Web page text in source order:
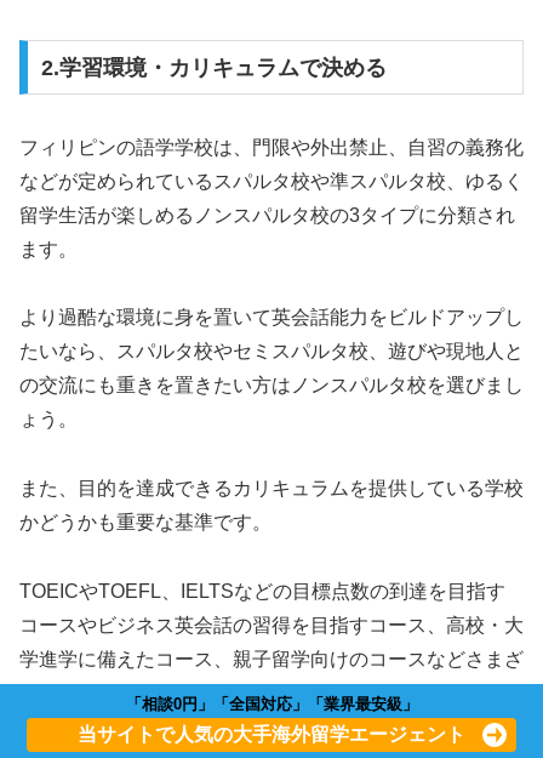
2.学習環境・カリキュラムで決める
フィリピンの語学学校は、門限や外出禁止、自習の義務化
などが定められているスパルタ校や準スパルタ校、ゆるく
留学生活が楽しめるノンスパルタ校の3タイプに分類され
ます。
より過酷な環境に身を置いて英会話能力をビルドアップし
たいなら、スパルタ校やセミスパルタ校、遊びや現地人と
の交流にも重きを置きたい方はノンスパルタ校を選びまし
ょう。
また、目的を達成できるカリキュラムを提供している学校
かどうかも重要な基準です。
TOEICやTOEFL、IELTSなどの目標点数の到達を目指す
コースやビジネス英会話の習得を目指すコース、高校・大
学進学に備えたコース、親子留学向けのコースなどさまざ
「相談0円」「全国対応」「業界最安級」
当サイトで人気の大手海外留学エージェント